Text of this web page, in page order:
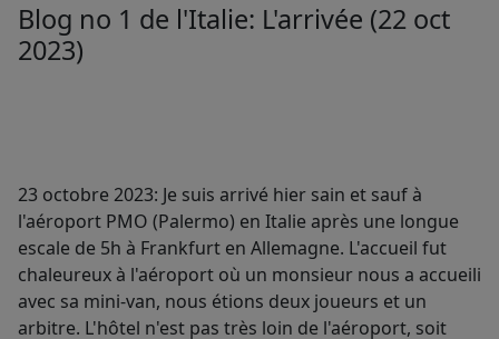
Blog no 1 de l'Italie: L'arrivée (22 oct
2023)
23 octobre 2023: Je suis arrivé hier sain et sauf à
l'aéroport PMO (Palermo) en Italie après une longue
escale de 5h à Frankfurt en Allemagne. L'accueil fut
chaleureux à l'aéroport où un monsieur nous a accueili
avec sa mini-van, nous étions deux joueurs et un
arbitre. L'hôtel n'est pas très loin de l'aéroport, soit